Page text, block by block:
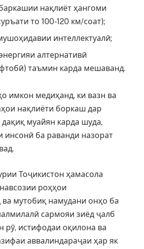
нақлиёт ҳангоми
то 100-120 км/соат);
интеллектуалӣ;
алтернативӣ
таъмин карда мешаванд.
имкон медиҳанд, ки вазн ва
нақлиёти боркаш дар
дақиқ муайян карда шуда,
инсонӣ ба раванди назорат
Тоҷикистон ҳамасола
роҳҳои
мутобиқ намудани онҳо ба
сармояи зиёд ҷалб
рӯ, истифодаи оқилона ва
аввалиндараҷаи ҳар як